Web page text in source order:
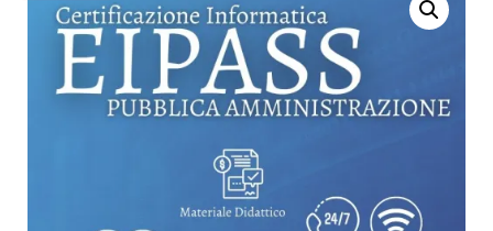
MODULI USER LIVELLO ESPERTO -
EIPASS IT SECURITY